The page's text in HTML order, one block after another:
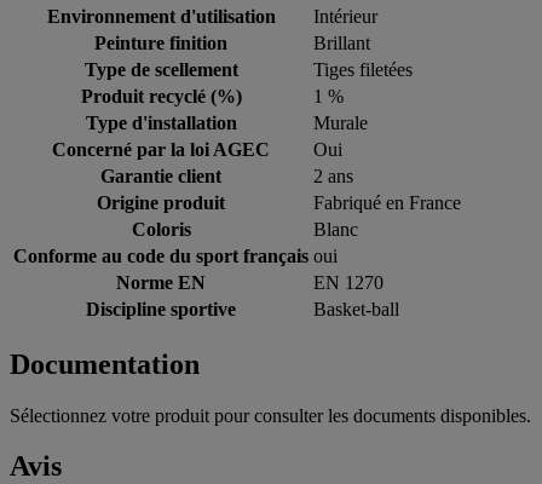
Environnement d'utilisation
Intérieur
Peinture finition
Brillant
Type de scellement
Tiges filetées
Produit recyclé (%)
1 %
Type d'installation
Murale
Concerné par la loi AGEC
Oui
Garantie client
2 ans
Origine produit
Fabriqué en France
Coloris
Blanc
Conforme au code du sport français oui
Norme EN
EN 1270
Discipline sportive
Basket-ball
Documentation
Sélectionnez votre produit pour consulter les documents disponibles.
Avis